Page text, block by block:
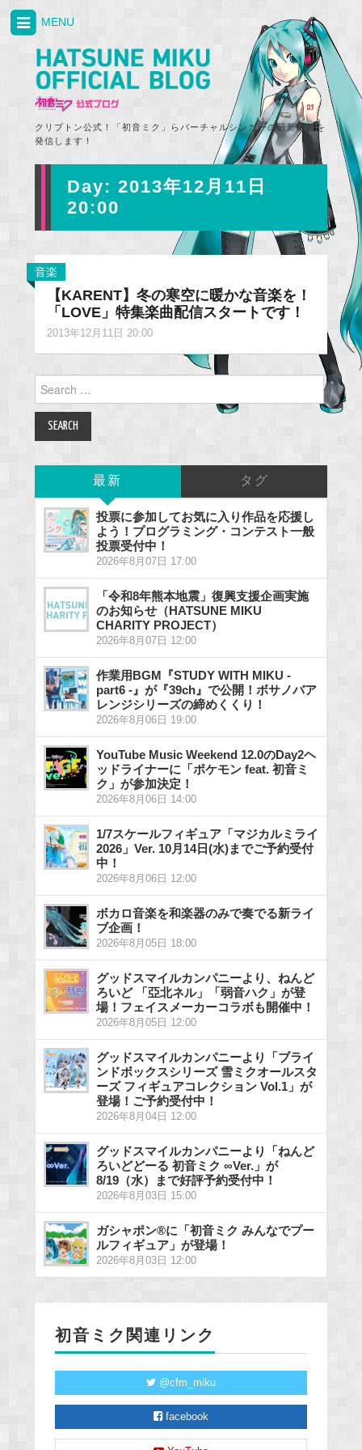
クリプトン公式！「初音ミク」らバーチャルシンガーの最新情報を
発信します！
MENU
Day: 2013年12月11日
20:00
音楽
【KARENT】冬の寒空に暖かな音楽を！
「LOVE」特集楽曲配信スタートです！
2013年12月11日 20:00
Search
for:
最新 タグ
投票に参加してお気に入り作品を応援し
よう！プログラミング・コンテスト一般
投票受付中！
2026年8月07日 17:00
「令和8年熊本地震」復興支援企画実施
のお知らせ（HATSUNE MIKU
CHARITY PROJECT）
2026年8月07日 12:00
作業用BGM『STUDY WITH MIKU -
part6 -』が『39ch』で公開！ボサノバア
レンジシリーズの締めくくり！
2026年8月06日 19:00
YouTube Music Weekend 12.0のDay2ヘ
ッドライナーに「ポケモン feat. 初音ミ
ク」が参加決定！
2026年8月06日 14:00
1/7スケールフィギュア「マジカルミライ
2026」Ver. 10月14日(水)までご予約受付
中！
2026年8月06日 12:00
ボカロ音楽を和楽器のみで奏でる新ライ
ブ企画！
2026年8月05日 18:00
グッドスマイルカンパニーより、ねんど
ろいど 「亞北ネル」「弱音ハク」が登
場！フェイスメーカーコラボも開催中！
2026年8月05日 12:00
グッドスマイルカンパニーより「ブライ
ンドボックスシリーズ 雪ミクオールスタ
ーズ フィギュアコレクション Vol.1」が
登場！ご予約受付中！
2026年8月04日 12:00
グッドスマイルカンパニーより「ねんど
ろいどどーる 初音ミク ∞Ver.」が
8/19（水）まで好評予約受付中！
2026年8月03日 15:00
ガシャポン®に「初音ミク みんなでプー
ルフィギュア」が登場！
2026年8月03日 12:00
初音ミク関連リンク
@cfm_miku
facebook